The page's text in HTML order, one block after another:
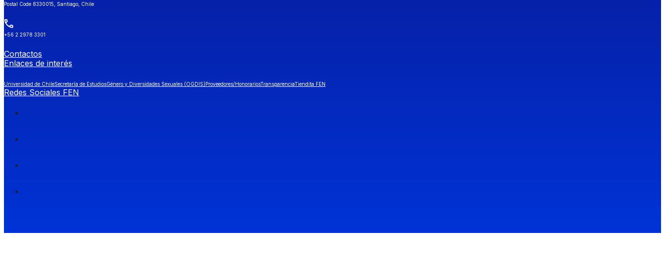
Postal Code 8330015, Santiago, Chile
+56 2 2978 3301
Contactos
Enlaces de interés
Universidad de ChileSecretaría de EstudiosGénero y Diversidades Sexuales (OGDIS)Proveedores/HonorariosTransparenciaTiendita FEN
Redes Sociales FEN